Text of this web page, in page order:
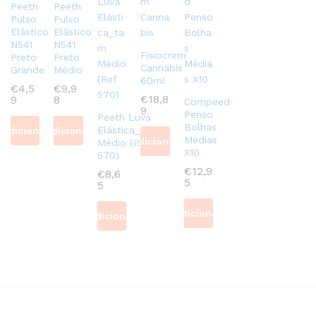
Peeth
Pulso
Elástico
N541
Preto
Grande
€4,5
9
Adicionar
Peeth
Pulso
Elástico
N541
Preto
Médio
€9,9
8
Adicionar
Peeth Luva
Elástica_tam
Médio (Ref
570)
€8,6
5
Adicionar
Fisiocrem
Cannabis
60ml
€18,8
9
Adicionar
Compeed
Penso
Bolhas
Médias
X10
€12,9
5
Adicionar